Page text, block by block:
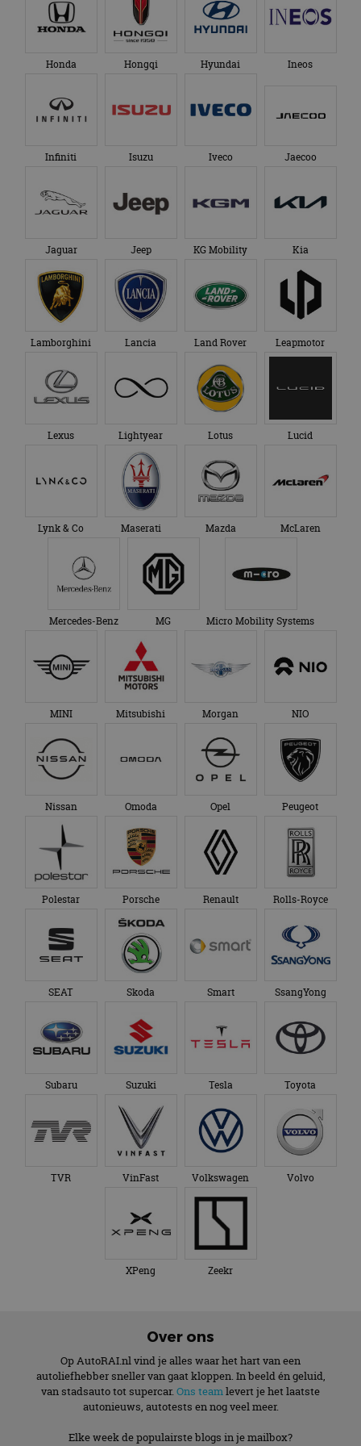
Honda Hongqi Hyundai Ineos
Infiniti Isuzu Iveco Jaecoo
Jaguar Jeep KG Mobility Kia
Lamborghini Lancia Land Rover Leapmotor
Lexus Lightyear Lotus Lucid
Lynk & Co Maserati Mazda McLaren
Mercedes-Benz MG Micro Mobility Systems
MINI Mitsubishi Morgan NIO
Nissan Omoda Opel Peugeot
Polestar Porsche Renault Rolls-Royce
SEAT Skoda Smart SsangYong
Subaru Suzuki Tesla Toyota
TVR VinFast Volkswagen Volvo
XPeng Zeekr
Over ons
Op AutoRAI.nl vind je alles waar het hart van een
autoliefhebber sneller van gaat kloppen. In beeld én geluid,
van stadsauto tot supercar. Ons team levert je het laatste
autonieuws, autotests en nog veel meer.
Elke week de populairste blogs in je mailbox?